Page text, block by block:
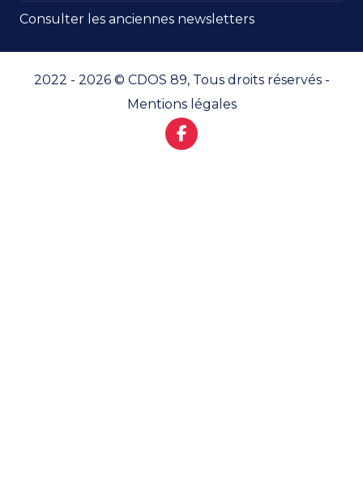
Consulter les anciennes newsletters
2022 - 2026 © CDOS 89, Tous droits réservés -
Mentions légales